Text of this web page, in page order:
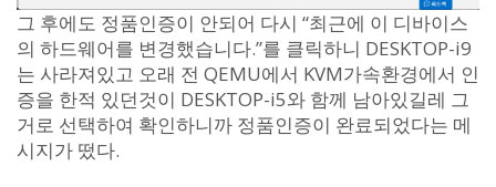
그 후에도 정품인증이 안되어 다시 “최근에 이 디바이스
의 하드웨어를 변경했습니다.”를 클릭하니 DESKTOP-i9
는 사라져있고 오래 전 QEMU에서 KVM가속환경에서 인
증을 한적 있던것이 DESKTOP-i5와 함께 남아있길레 그
거로 선택하여 확인하니까 정품인증이 완료되었다는 메
시지가 떴다.